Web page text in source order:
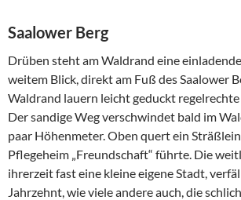
Saalower Berg
Drüben steht am Waldrand eine
weitem Blick, direkt am Fuß des Saalower
Waldrand lauern leicht geduckt
Der sandige Weg verschwindet bald im
paar Höhenmeter. Oben quert ein
Pflegeheim „Freundschaft“ führte. Die
ihrerzeit fast eine kleine eigene Stadt,
Jahrzehnt, wie viele andere auch, die